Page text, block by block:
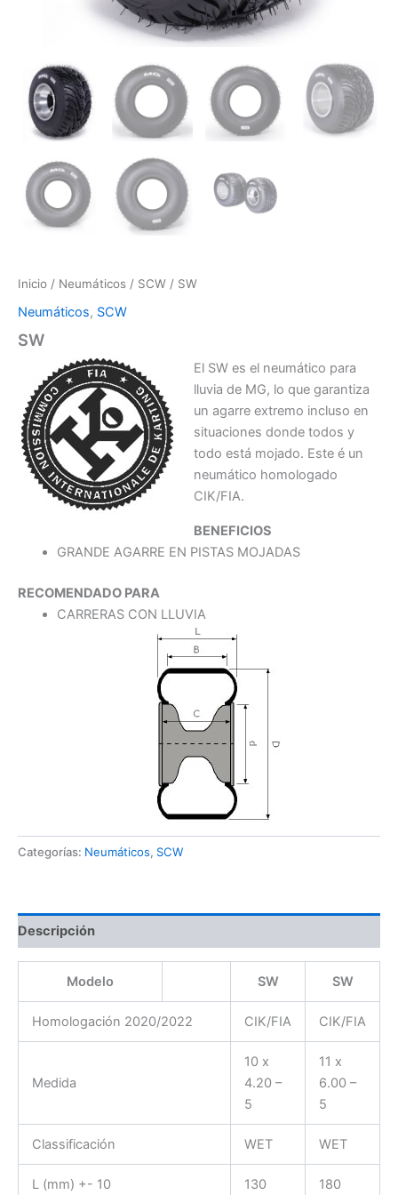
Inicio / Neumáticos / SCW / SW
Neumáticos, SCW
SW
El SW es el neumático para
lluvia de MG, lo que garantiza
un agarre extremo incluso en
situaciones donde todos y
todo está mojado. Este é un
neumático homologado
CIK/FIA.
BENEFICIOS
GRANDE AGARRE EN PISTAS MOJADAS
RECOMENDADO PARA
CARRERAS CON LLUVIA
Categorías: Neumáticos, SCW
Descripción
Modelo SW SW
Homologación 2020/2022 CIK/FIA CIK/FIA
Medida
10 x
4.20 –
5
11 x
6.00 –
5
Classificación WET WET
L (mm) +- 10 130 180